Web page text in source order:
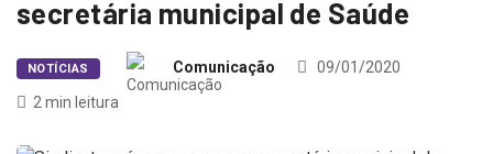
secretária municipal de Saúde
NOTÍCIAS Comunicação
09/01/2020
2 min leitura